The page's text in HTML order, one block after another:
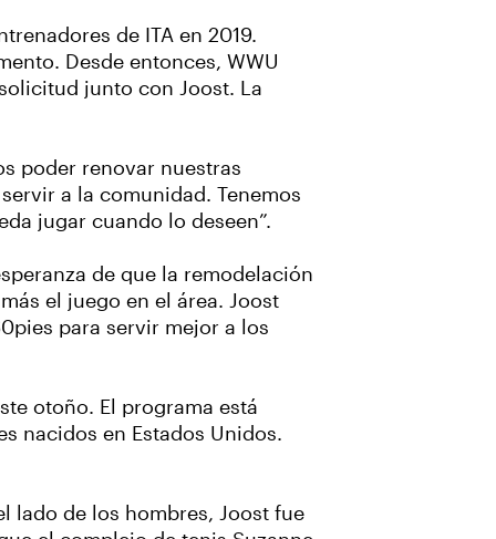
de ITA en 2019.
Desde entonces, WWU
junto con Joost. La
poder renovar nuestras
a la comunidad. Tenemos
jugar cuando lo deseen”.
de que la remodelación
el juego en el área. Joost
para servir mejor a los
otoño. El programa está
nacidos en Estados Unidos.
lado de los hombres, Joost fue